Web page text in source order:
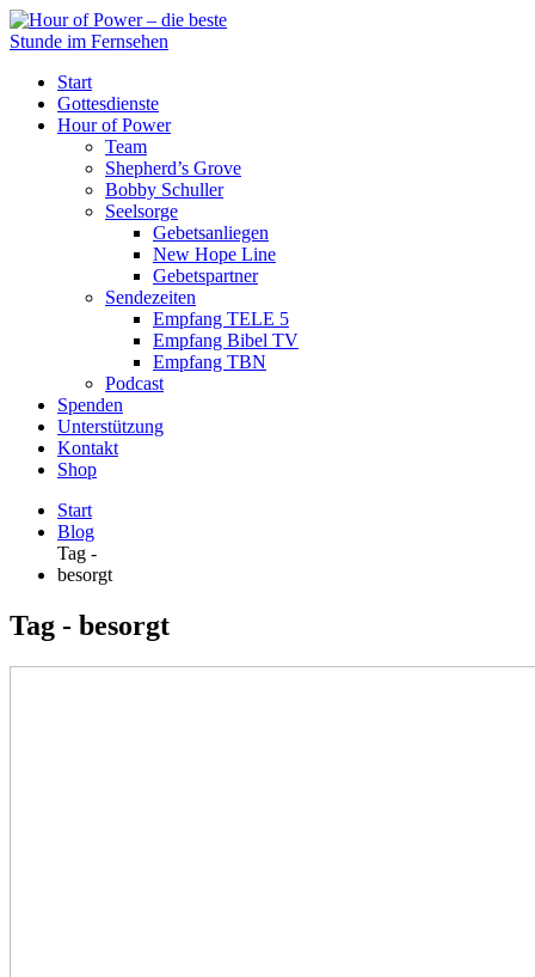
Start
Gottesdienste
Hour of Power
Team
Shepherd’s Grove
Bobby Schuller
Seelsorge
Gebetsanliegen
New Hope Line
Gebetspartner
Sendezeiten
Empfang TELE 5
Empfang Bibel TV
Empfang TBN
Podcast
Spenden
Unterstützung
Kontakt
Shop
Start
Blog
Tag -
besorgt
Tag - besorgt